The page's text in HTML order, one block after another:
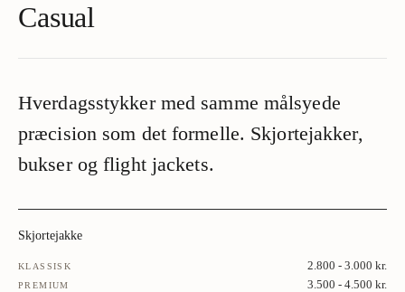
Casual
Hverdagsstykker med samme målsyede
præcision som det formelle. Skjortejakker,
bukser og flight jackets.
Skjortejakke
KLASSISK 2.800 - 3.000 kr.
PREMIUM 3.500 - 4.500 kr.